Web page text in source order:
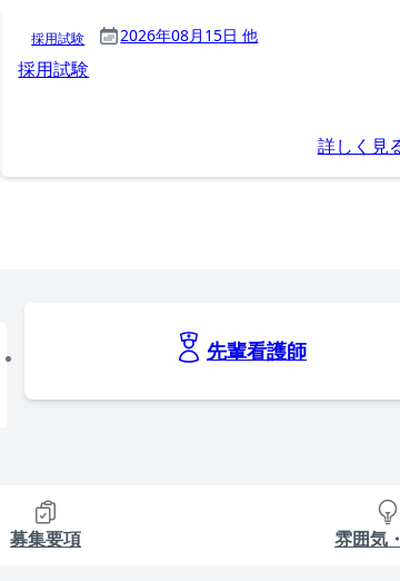
採用試験 2026年08月15日 他
採用試験
詳しく見
先輩看護師
募集要項 雰囲気